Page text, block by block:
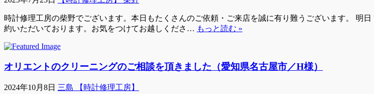
時計修理工房の柴野でございます。本日もたくさんのご依頼・ご来店を誠に有り難うございます。 明
約いただいております。お気をつけてお越しくださ… もっと読む »
オリエントのクリーニングのご相談を頂きました（愛知県名古屋市／H様）
2024年10月8日 三島 【時計修理工房】